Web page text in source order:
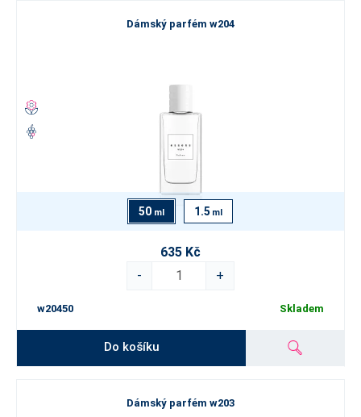
Dámský parfém w204
50 ml 1.5 ml
635 Kč
-
+
w20450 Skladem
Do košíku
Dámský parfém w203